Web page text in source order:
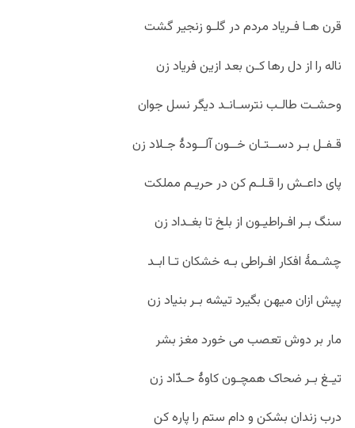
قرن هـا فـریاد مردم در گلـو زنجیر گشت
ناله را از دل رها کـن بعد ازین فریاد زن
وحشـت طالـب نترسـانـد دیگر نسل جوان
قـفـل بـر دســتـان خــون آلــودۀ جـلاد زن
پای داعـش را قـلـم کن در حریـم مملکت
سنگ بـر افـراطیـون از بلخ تا بغـداد زن
چشـمۀ افکار افـراطی بـه خشکان تـا ابـد
پیش ازان میهن بگیرد تیشه بـر بنیاد زن
مار بر دوش تعصب می خورد مغز بشر
تیـغ بـر ضحاک هم‏چـون کاوۀ حـدّاد زن
درب زندان بشکن و دام ستم را پاره کن